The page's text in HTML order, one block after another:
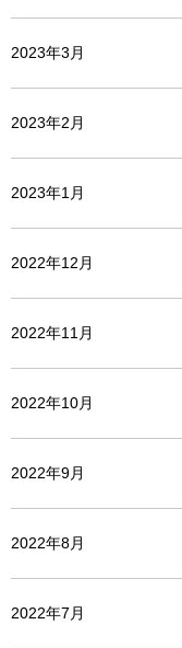
2023年3月
2023年2月
2023年1月
2022年12月
2022年11月
2022年10月
2022年9月
2022年8月
2022年7月